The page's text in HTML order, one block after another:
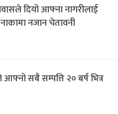
दियो आफ्ना नागरीलाई
नजान चेतावनी
सबै सम्पत्ति २० बर्ष भित्र